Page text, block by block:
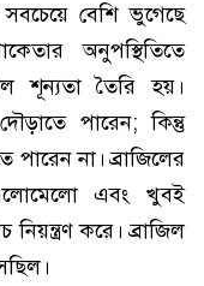
সবচেয়ে বেশি ভুগেছে
অনুপস্থিতিতে
শূন্যতা তৈরি হয়।
পারেন; কিন্তু
পারেন না। ব্রাজিলের
এবং খুবই
করে। ব্রাজিল